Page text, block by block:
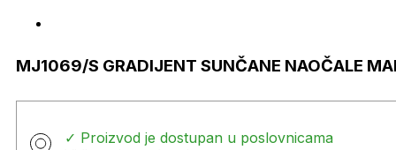
MJ1069/S GRADIJENT SUNČANE NAOČALE
✓ Proizvod je dostupan u poslovnicama